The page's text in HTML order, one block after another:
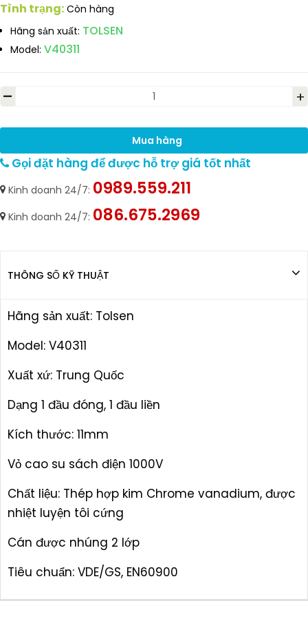
Tình trạng: Còn hàng
Hãng sản xuất: TOLSEN
Model: V40311
- +
Mua hàng
Gọi đặt hàng để được hỗ trợ giá tốt nhất
Kinh doanh 24/7: 0989.559.211
Kinh doanh 24/7: 086.675.2969
THÔNG SỐ KỸ THUẬT
Hãng sản xuất: Tolsen
Model: V40311
Xuất xứ: Trung Quốc
Dạng 1 đầu đóng, 1 đầu liền
Kích thước: 11mm
Vỏ cao su sách điện 1000V
Chất liệu: Thép hợp kim Chrome vanadium, được
nhiệt luyện tôi cứng
Cán được nhúng 2 lớp
Tiêu chuẩn: VDE/GS, EN60900